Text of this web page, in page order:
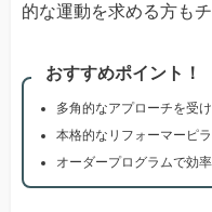
的な運動を求める方も
おすすめポイント！
多角的なアプローチを受
本格的なリフォーマーピ
オーダープログラムで効